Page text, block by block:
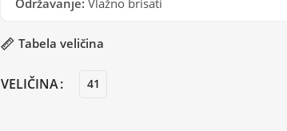
Tabela veličina
VELIČINA 41